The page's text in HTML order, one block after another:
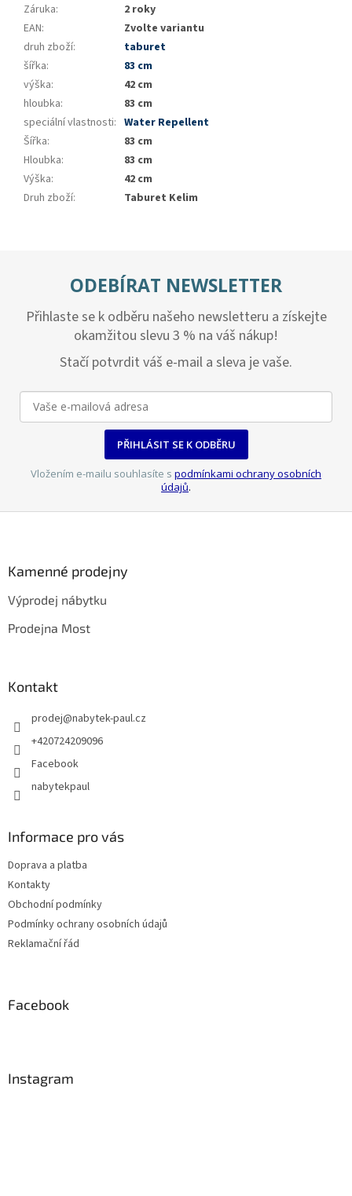
Záruka:
2 roky
EAN:
Zvolte variantu
druh zboží:
taburet
šířka:
83 cm
výška:
42 cm
hloubka:
83 cm
speciální vlastnosti: Water Repellent
Šířka:
83 cm
Hloubka:
83 cm
Výška:
42 cm
Druh zboží: Taburet Kelim
ODEBÍRAT NEWSLETTER
Přihlaste se k odběru našeho newsletteru a získejte
okamžitou slevu 3 % na váš nákup!
Stačí potvrdit váš e-mail a sleva je vaše.
PŘIHLÁSIT SE K ODBĚRU
Vložením e-mailu souhlasíte s podmínkami ochrany osobních
údajů.
Kamenné prodejny
Výprodej nábytku
Prodejna Most
Kontakt
prodej@nabytek-paul.cz
+420724209096
Facebook
nabytekpaul
Informace pro vás
Doprava a platba
Kontakty
Obchodní podmínky
Podmínky ochrany osobních údajů
Reklamační řád
Facebook
Instagram